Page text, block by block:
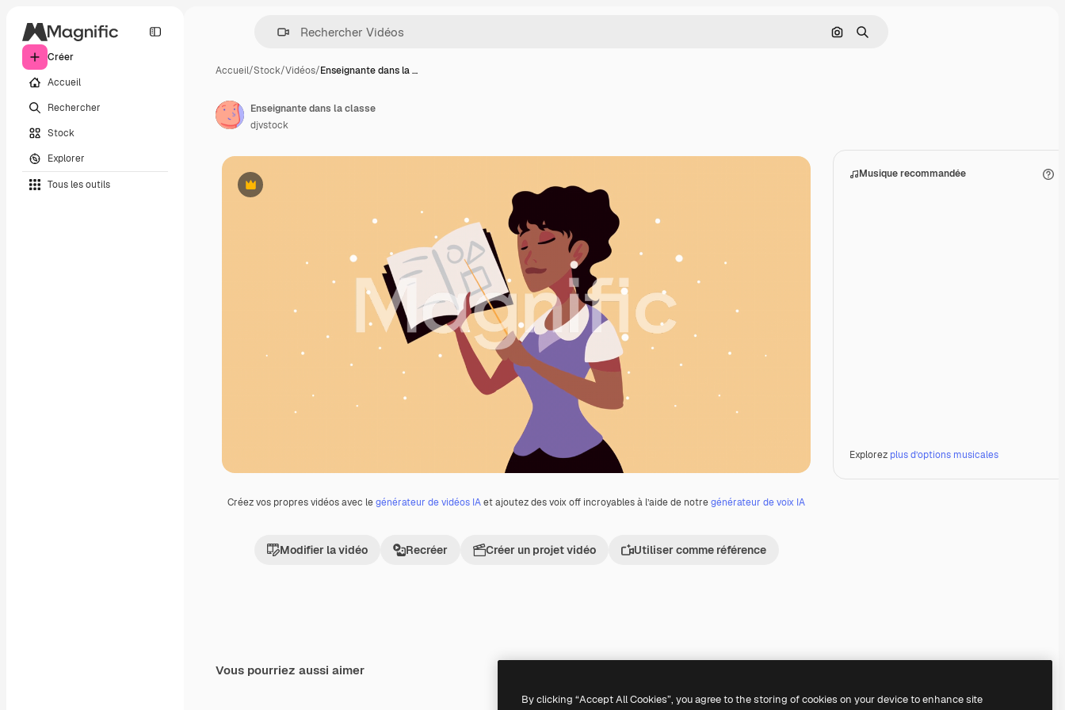
Créer
Accueil
Rechercher
Stock
Explorer
Tous les outils
Rechercher par image
Rechercher
Accueil/Stock/Vidéos/Enseignante dans la …
Premium
Créez vos propres vidéos avec legénérateur de vidéos IAet ajoutez des voix off incroyables à l’aide de notregénérateur de voix IA
Modifier la vidéo Recréer Créer un projet vidéo Utiliser comme référence
Musique recommandée
Explorez plus d’options musicales
Enseignante dans la classe
djvstock
Vous pourriez aussi aimer
By clicking “Accept All Cookies”, you agree to the storing of cookies on your device to enhance site